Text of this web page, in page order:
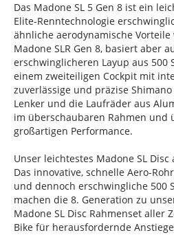
Das Madone SL 5 Gen 8 ist ein
Elite-Renntechnologie
ähnliche aerodynamische
Madone SLR Gen 8, basiert aber
erschwinglicheren Layup aus 500
einem zweiteiligen Cockpit mit
zuverlässige und präzise
Lenker und die Laufräder aus
im überschaubaren Rahmen und
großartigen Performance.
Unser leichtestes Madone SL Disc
Das innovative, schnelle Aero-
und dennoch erschwingliche 500
machen die 8. Generation zu
Madone SL Disc Rahmenset aller
Bike für herausfordernde